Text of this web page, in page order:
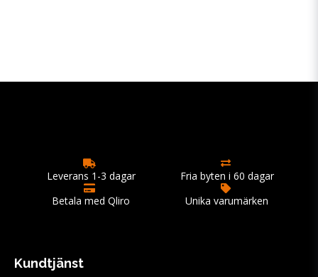
Leverans 1-3 dagar
Fria byten i 60 dagar
Betala med Qliro
Unika varumärken
Kundtjänst